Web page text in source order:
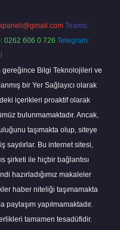
Teams:
0262 606 0 726 Telegram:
gereğince Bilgi Teknolojileri ve
bir Yer Sağlayıcı olarak
içerikleri proaktif olarak
bulunmamaktadır. Ancak,
taşımakta olup, siteye
sayılırlar. Bu internet sitesi,
şirketi ile hiçbir bağlantısı
hazırladığımız makaleler
haber niteliği taşımamakta
yapılmamaktadır.
tamamen tesadüfidir.